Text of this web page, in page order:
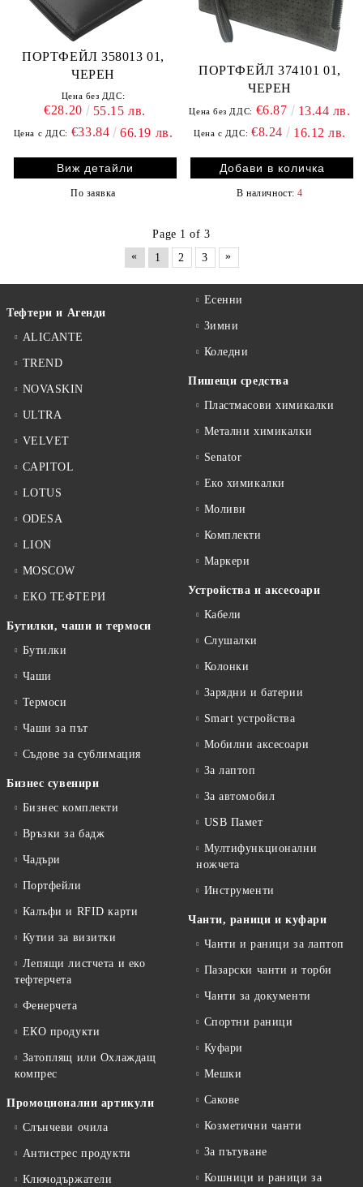
ПОРТФЕЙЛ 358013 01,
ЧЕРЕН
Цена без ДДС:
€28.20 55.15 лв.
Цена с ДДС: €33.84 66.19 лв.
Виж детайли
По заявка
ПОРТФЕЙЛ 374101 01,
ЧЕРЕН
Цена без ДДС: €6.87 13.44 лв.
Цена с ДДС: €8.24 16.12 лв.
В наличност:4
Page 1 of 3
«
1 2 3 »
Тефтери и Агенди
ALICANTE
TREND
NOVASKIN
ULTRA
VELVET
CAPITOL
LOTUS
ODESA
LION
MOSCOW
ЕКО ТЕФТЕРИ
Бутилки, чаши и термоси
Бутилки
Чаши
Термоси
Чаши за път
Съдове за сублимация
Бизнес сувенири
Бизнес комплекти
Връзки за бадж
Чадъри
Портфейли
Калъфи и RFID карти
Кутии за визитки
Лепящи листчета и еко
тефтeрчета
Фенерчета
ЕКО продукти
Затоплящ или Охлаждащ
компрес
Промоционални артикули
Слънчеви очила
Антистрес продукти
Ключодържатели
Есенни
Зимни
Коледни
Пишещи средства
Пластмасови химикалки
Метални химикалки
Senator
Еко химикалки
Моливи
Комплекти
Маркери
Устройства и аксесоари
Кабели
Слушалки
Колонки
Зарядни и батерии
Smart устройства
Мобилни аксесоари
За лаптоп
За автомобил
USB Памет
Мултифункционални
ножчета
Инструменти
Чанти, раници и куфари
Чанти и раници за лаптоп
Пазарски чанти и торби
Чанти за документи
Спортни раници
Куфари
Мешки
Сакове
Козметични чанти
За пътуване
Кошници и раници за